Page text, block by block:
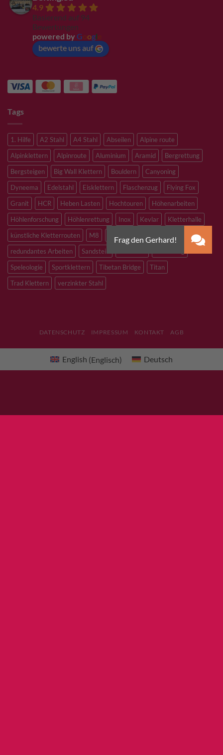
4.9
Basierend auf 94
Bewertungen
powered by G ogl
bewerte uns auf
Tags
1. Hilfe A2 Stahl A4 Stahl Abseilen
Alpine route
Alpinklettern
Alpinroute Aluminium Aramid
Bergrettung
Bergsteigen
Big Wall Klettern Bouldern
Canyoning
Dyneema
Edelstahl Eisklettern Flaschenzug
Flying Fox
Granit
HCR Heben Lasten Hochtouren
Höhenarbeiten
Höhlenforschung
Höhlenrettung Inox Kevlar
Kletterhalle
künstliche Kletterrouten
M8
PLX
redundantes Arbeiten
Sandstein
Speleologie
Sportklettern Tibetan Bridge
Titan
Trad Klettern
verzinkter Stahl
DATENSCHUTZ IMPRESSUM KONTAKT AGB
English (Englisch) Deutsch